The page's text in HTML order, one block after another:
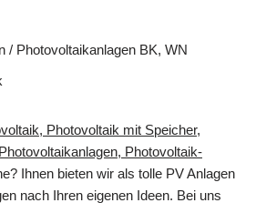
/ Photovoltaikanlagen BK, WN
Photovoltaik mit Speicher,
Photovoltaik-
Ihnen bieten wir als tolle PV Anlagen
nach Ihren eigenen Ideen. Bei uns